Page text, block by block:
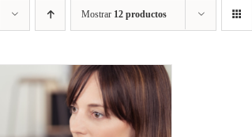
Mostrar 12 productos